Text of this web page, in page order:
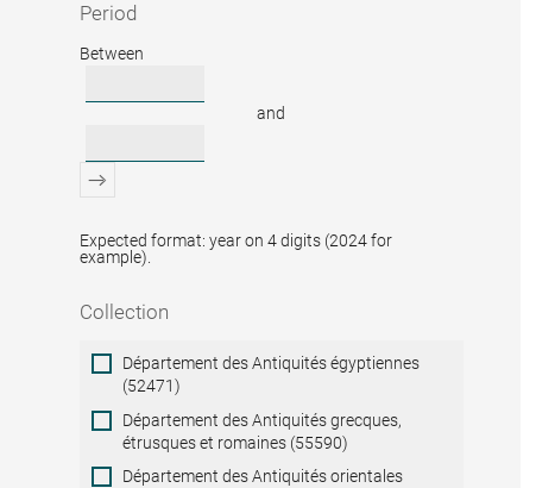
Period
Period
Between
and
Expected format: year on 4 digits (2024 for
example).
Collection
Collection
Département des Antiquités égyptiennes
(52471)
Département des Antiquités grecques,
étrusques et romaines (55590)
Département des Antiquités orientales